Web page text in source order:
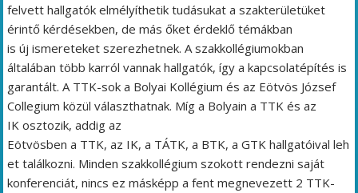
felvett hallgatók elmélyíthetik tudásukat a szakterületüket
érintő kérdésekben, de más őket érdeklő témákban
is új ismereteket szerezhetnek. A szakkollégiumokban
általában több karról vannak hallgatók, így a kapcsolatépítés is
garantált. A TTK-sok a Bolyai Kollégium és az Eötvös József
Collegium közül választhatnak. Míg a Bolyain a TTK és az
IK osztozik, addig az
Eötvösben a TTK, az IK, a TÁTK, a BTK, a GTK hallgatóival leh
et találkozni. Minden szakkollégium szokott rendezni saját
konferenciát, nincs ez másképp a fent megnevezett 2 TTK-